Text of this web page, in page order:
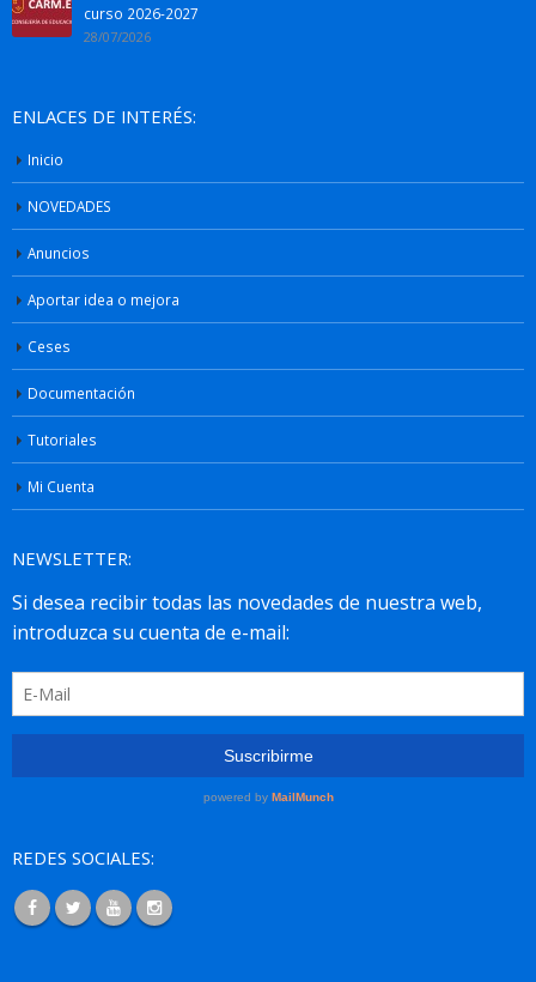
curso 2026-2027
28/07/2026
ENLACES DE INTERÉS:
Inicio
NOVEDADES
Anuncios
Aportar idea o mejora
Ceses
Documentación
Tutoriales
Mi Cuenta
NEWSLETTER:
REDES SOCIALES: